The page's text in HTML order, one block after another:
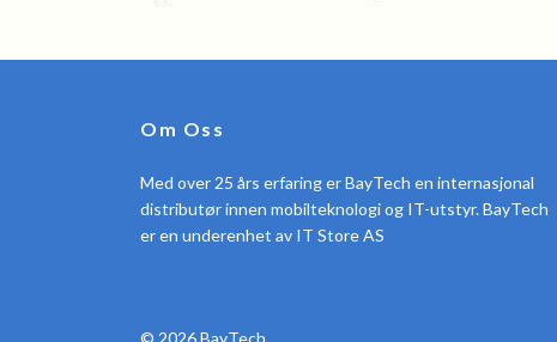
Om Oss
Med over 25 års erfaring er BayTech en internasjonal
distributør innen mobilteknologi og IT-utstyr. BayTech
er en underenhet av IT Store AS
© 2026 BayTech